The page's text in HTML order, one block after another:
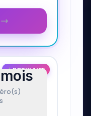
POPULAIRE